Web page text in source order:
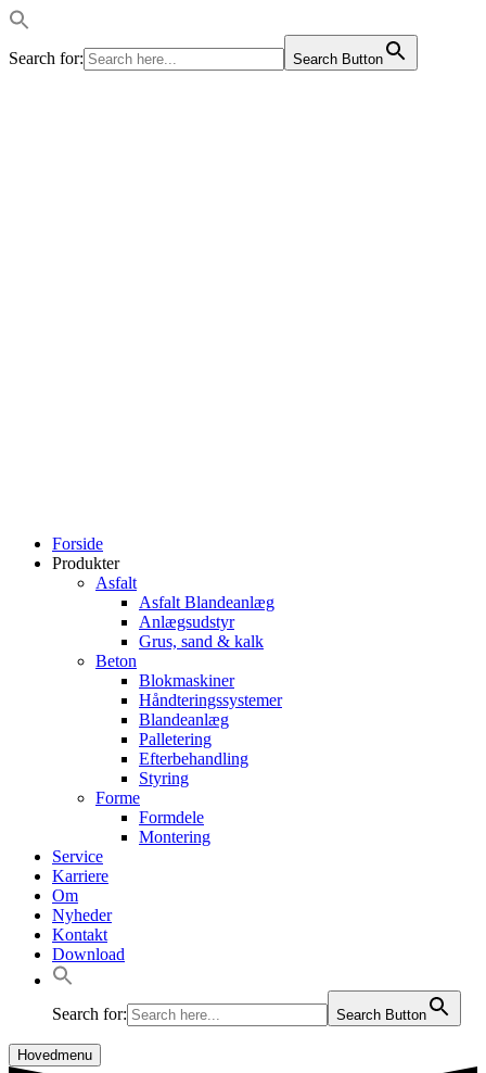
Search for: Search Button
Forside
Produkter
Asfalt
Asfalt Blandeanlæg
Anlægsudstyr
Grus, sand & kalk
Beton
Blokmaskiner
Håndteringssystemer
Blandeanlæg
Palletering
Efterbehandling
Styring
Forme
Formdele
Montering
Service
Karriere
Om
Nyheder
Kontakt
Download
Search for: Search Button
Hovedmenu